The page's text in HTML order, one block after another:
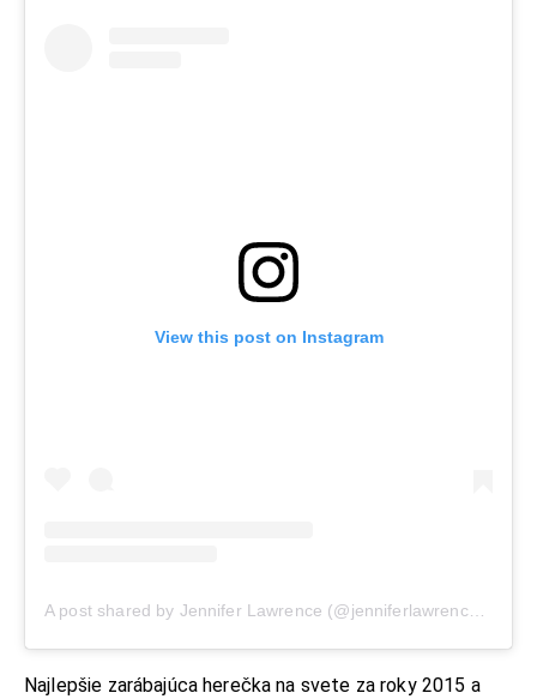
View this post on Instagram
A post shared by Jennifer Lawrence (@jenniferlawrence_)
Najlepšie zarábajúca herečka na svete za roky 2015 a